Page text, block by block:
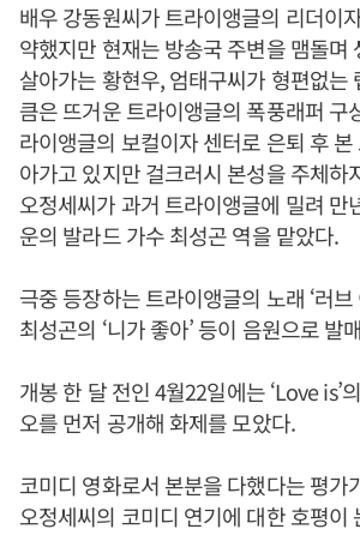
배우 강동원씨가 트라이앵글의 리더이
약했지만 현재는 방송국 주변을 맴돌며
살아가는 황현우, 엄태구씨가 형편없는
큼은 뜨거운 트라이앵글의 폭풍래퍼 구
라이앵글의 보컬이자 센터로 은퇴 후
아가고 있지만 걸크러시 본성을 주체하
오정세씨가 과거 트라이앵글에 밀려 만
운의 발라드 가수 최성곤 역을 맡았다.
극중 등장하는 트라이앵글의 노래 ‘러브
최성곤의 ‘니가 좋아’ 등이 음원으로 발
개봉 한 달 전인 4월22일에는 ‘Love is’
오를 먼저 공개해 화제를 모았다.
코미디 영화로서 본분을 다했다는 평가
오정세씨의 코미디 연기에 대한 호평이